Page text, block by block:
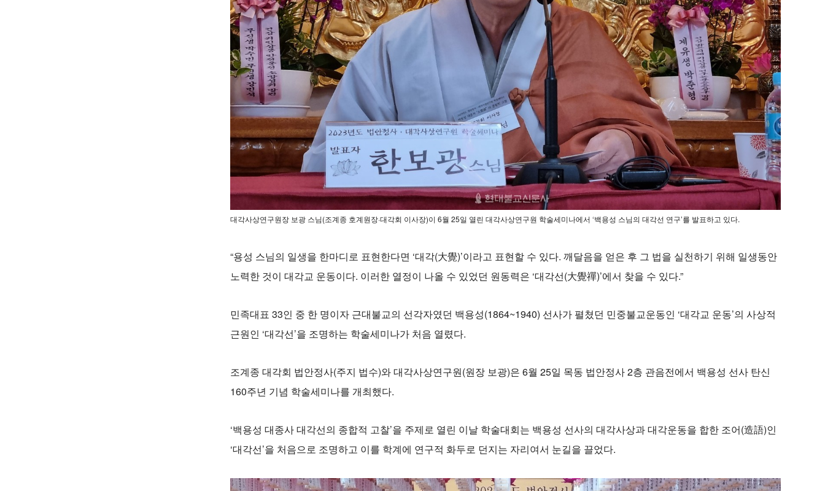
대각사상연구원장 보광 스님(조계종 호계원장·대각회 이사장)이 6월 25일 열린 대각사상연구원 학술세미나에서 ‘백용성 스님의 대각선 연구’를 발표하고 있다.
“용성 스님의 일생을 한마디로 표현한다면 ‘대각(大覺)’이라고 표현할 수 있다. 깨달음을 얻은 후 그 법을 실천하기 위해 일생동안
노력한 것이 대각교 운동이다. 이러한 열정이 나올 수 있었던 원동력은 ‘대각선(大覺禪)’에서 찾을 수 있다.”
민족대표 33인 중 한 명이자 근대불교의 선각자였던 백용성(1864~1940) 선사가 펼쳤던 민중불교운동인 ‘대각교 운동’의 사상적
근원인 ‘대각선’을 조명하는 학술세미나가 처음 열렸다.
조계종 대각회 법안정사(주지 법수)와 대각사상연구원(원장 보광)은 6월 25일 목동 법안정사 2층 관음전에서 백용성 선사 탄신
160주년 기념 학술세미나를 개최했다.
‘백용성 대종사 대각선의 종합적 고찰’을 주제로 열린 이날 학술대회는 백용성 선사의 대각사상과 대각운동을 합한 조어(造語)인
‘대각선’을 처음으로 조명하고 이를 학계에 연구적 화두로 던지는 자리여서 눈길을 끌었다.